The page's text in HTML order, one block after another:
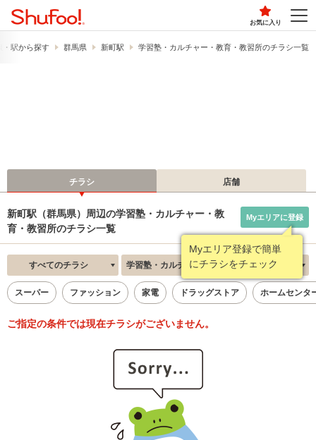
お気に入り
・駅から探す 群馬県 新町駅 学習塾・カルチャー・教育・教習所のチラシ一覧
チラシ 店舗
新町駅（群馬県）周辺の学習塾・カルチャー・教
育・教習所のチラシ一覧
Myエリア登録で簡単
にチラシをチェック
Myエリアに登録
すべてのチラシ 学習塾・カルチャー・教育・教習所 新着順
スーパー ファッション 家電 ドラッグストア ホームセンタ
ご指定の条件では現在チラシがございません。